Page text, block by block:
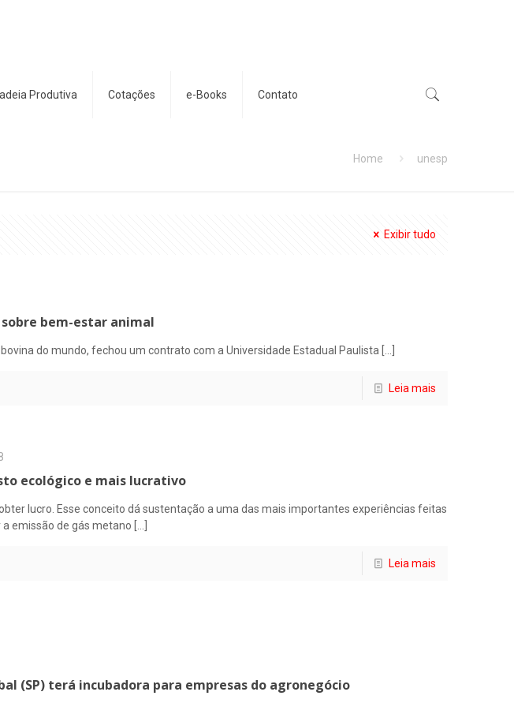
Produtiva Cotações e-Books Contato
Home unesp
Exibir tudo
bem-estar animal
do mundo, fechou um contrato com a Universidade Estadual Paulista
Leia mais
ecológico e mais lucrativo
lucro. Esse conceito dá sustentação a uma das mais importantes experiências feitas
emissão de gás metano
Leia mais
(SP) terá incubadora para empresas do agronegócio